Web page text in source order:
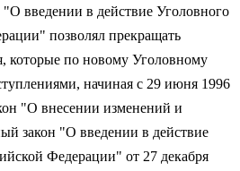
введении в действие Уголовного
позволял прекращать
которые по новому Уголовному
начиная с 29 июня 1996
"О внесении изменений и
закон "О введении в действие
Федерации" от 27 декабря